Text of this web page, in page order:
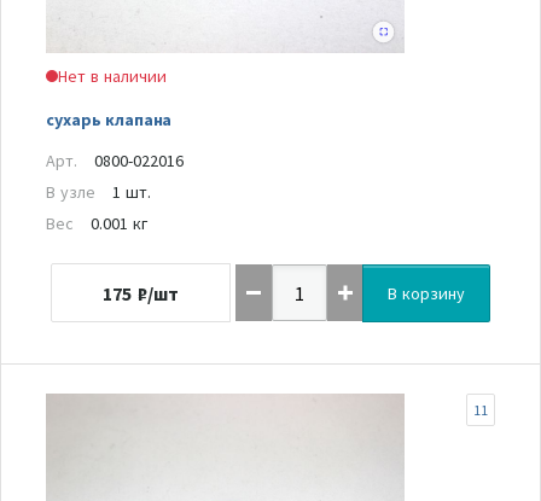
Нет в наличии
сухарь клапана
Арт.
0800-022016
В узле
1 шт.
Вес
0.001 кг
175 ₽/шт В корзину
11